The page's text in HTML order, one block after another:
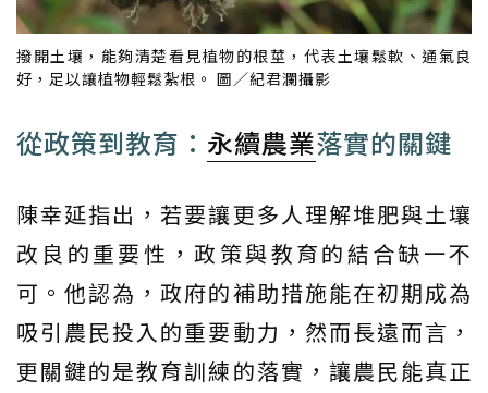
撥開土壤，能夠清楚看見植物的根莖，代表土壤鬆軟、通氣良
好，足以讓植物輕鬆紮根。 圖／紀君瀾攝影
從政策到教育： 永續農業落實的關鍵
陳幸延指出，若要讓更多人理解堆肥與土壤
改良的重要性，政策與教育的結合缺一不
可。他認為，政府的補助措施能在初期成為
吸引農民投入的重要動力，然而長遠而言，
更關鍵的是教育訓練的落實，讓農民能真正